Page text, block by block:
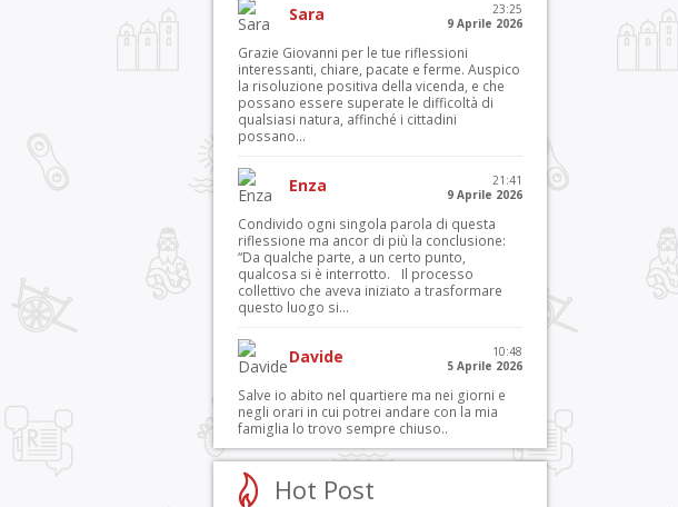
Sara
23:25
9 Aprile 2026
Grazie Giovanni per le tue riflessioni
interessanti, chiare, pacate e ferme. Auspico
la risoluzione positiva della vicenda, e che
possano essere superate le difficoltà di
qualsiasi natura, affinché i cittadini
possano...
Enza
21:41
9 Aprile 2026
Condivido ogni singola parola di questa
riflessione ma ancor di più la conclusione:
“Da qualche parte, a un certo punto,
qualcosa si è interrotto. Il processo
collettivo che aveva iniziato a trasformare
questo luogo si...
Davide
10:48
5 Aprile 2026
Salve io abito nel quartiere ma nei giorni e
negli orari in cui potrei andare con la mia
famiglia lo trovo sempre chiuso..
Hot Post